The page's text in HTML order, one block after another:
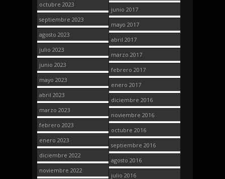
octubre 2023
septiembre 2023
agosto 2023
julio 2023
junio 2023
mayo 2023
abril 2023
marzo 2023
febrero 2023
enero 2023
diciembre 2022
noviembre 2022
junio 2017
mayo 2017
abril 2017
marzo 2017
febrero 2017
enero 2017
diciembre 2016
noviembre 2016
octubre 2016
septiembre 2016
agosto 2016
julio 2016